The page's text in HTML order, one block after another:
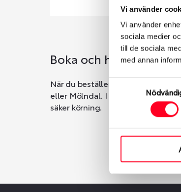
Vi använder
Vi använder
sociala medier
till de sociala
med annan
Samtyckesval
Boka och hämta hos
När du beställer dina nya däck
eller Mölndal. I beställningen
säker körning.